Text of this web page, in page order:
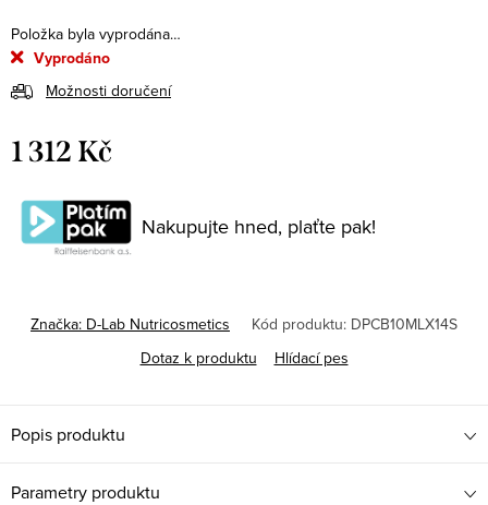
Položka byla vyprodána…
Vyprodáno
Možnosti doručení
1 312 Kč
cena:
Nakupujte hned, plaťte pak!
Značka: D-Lab Nutricosmetics Kód produktu: DPCB10MLX14S
Dotaz k produktu
Hlídací pes
Popis produktu
Parametry produktu